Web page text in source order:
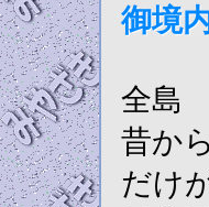
御境
全島
昔か
だけ